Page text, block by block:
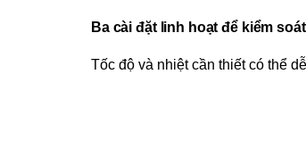
Ba cài đặt linh hoạt để kiểm
Tốc độ và nhiệt cần thiết có thể